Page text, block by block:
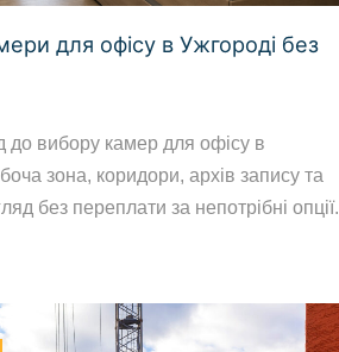
для офісу в Ужгороді без
до вибору камер для офісу в
зона, коридори, архів запису та
без переплати за непотрібні опції.